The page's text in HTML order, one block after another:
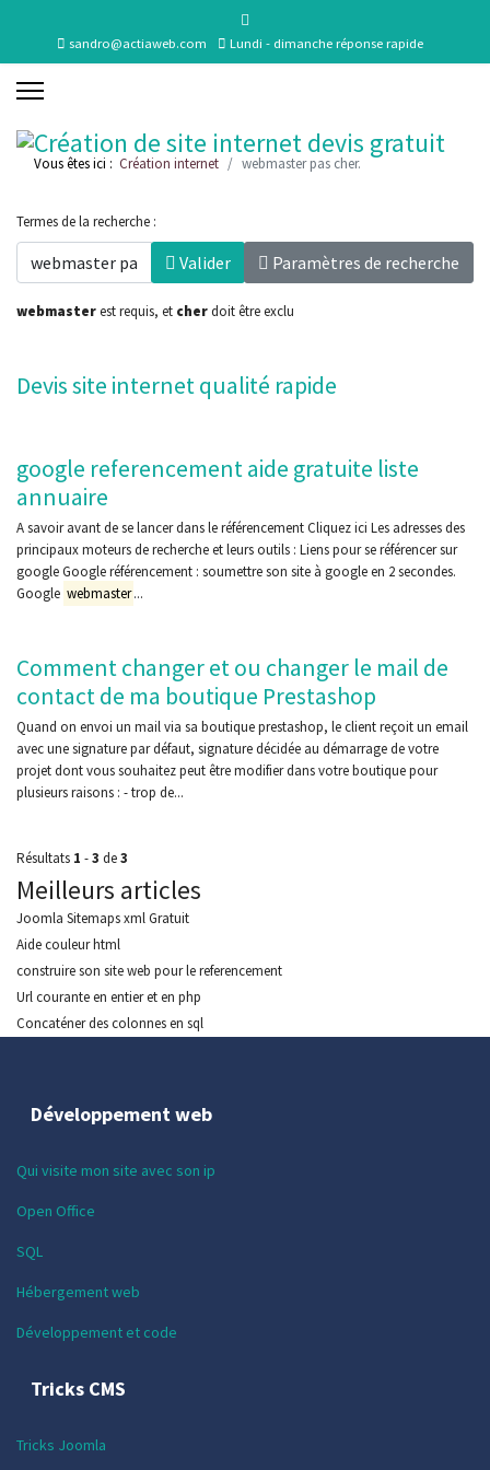
sandro@actiaweb.com Lundi - dimanche réponse rapide
Vous êtes ici : Création internet webmaster pas cher.
Termes de la recherche :
Valider Paramètres de recherche
webmasterest requis, et cherdoit être exclu
Devis site internet qualité rapide
google referencement aide gratuite liste
annuaire
A savoir avant de se lancer dans le référencement Cliquez ici Les adresses des
principaux moteurs de recherche et leurs outils : Liens pour se référencer sur
google Google référencement : soumettre son site à google en 2 secondes.
Google webmaster ...
Comment changer et ou changer le mail de
contact de ma boutique Prestashop
Quand on envoi un mail via sa boutique prestashop, le client reçoit un email
avec une signature par défaut, signature décidée au démarrage de votre
projet dont vous souhaitez peut être modifier dans votre boutique pour
plusieurs raisons : - trop de...
Résultats 1 -3 de3
Meilleurs articles
Joomla Sitemaps xml Gratuit
Aide couleur html
construire son site web pour le referencement
Url courante en entier et en php
Concaténer des colonnes en sql
Développement web
Qui visite mon site avec son ip
Open Office
SQL
Hébergement web
Développement et code
Tricks CMS
Tricks Joomla